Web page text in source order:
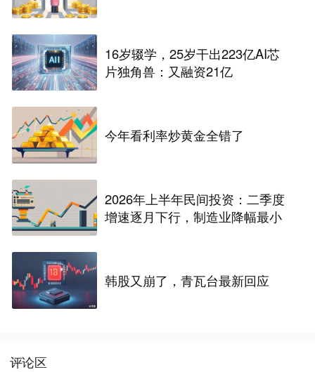
16岁辍学，25岁干出223亿AI芯
片独角兽：又融资21亿
今年看利率炒黄金全错了
2026年上半年民间投资：二季度
增速逐月下行，制造业降幅最小
韩股又崩了，青瓦台最新回应
评论区